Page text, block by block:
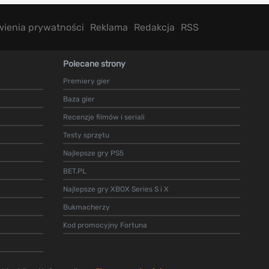
prywatności Reklama Redakcja RSS
Polecane strony
Premiery gier
Baza gier
Recenzje filmów i seriali
Testy sprzętu
Najlepsze gry PS5
BET.PL
Najlepsze gry XBOX Series S i X
Bukmacherzy
Kod promocyjny Fortuna